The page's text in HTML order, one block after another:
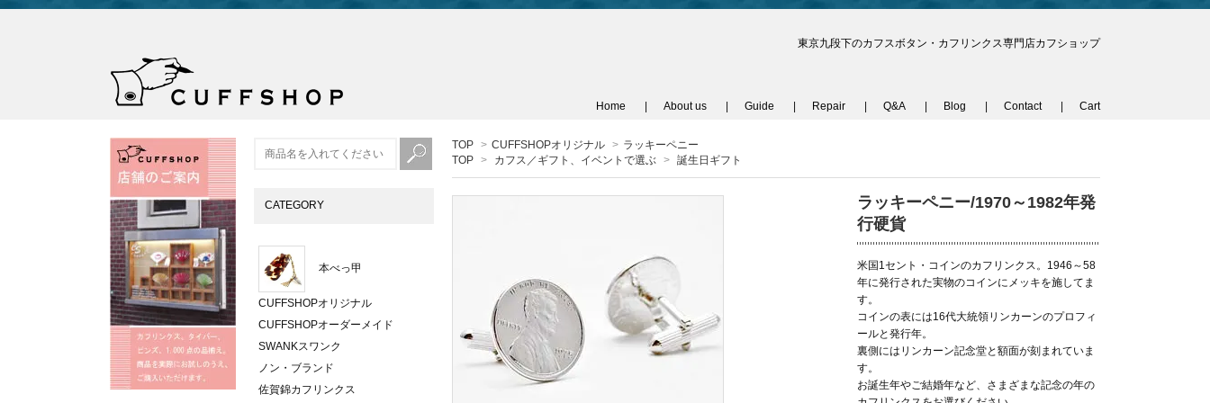
東京九段下のカフスボタン・カフリンクス専門店カフショップ
Home About us Guide Repair Q&A Blog Contact Cart
TOP > CUFFSHOPオリジナル > ラッキーペニー
TOP > カフス／ギフト、イベントで選ぶ > 誕生日ギフト
ラッキーペニー/1970～1982年発
行硬貨
米国1セント・コインのカフリンクス。1946～58
年に発行された実物のコインにメッキを施してま
す。
コインの表には16代大統領リンカーンのプロフィ
ールと発行年。
裏側にはリンカーン記念堂と額面が刻まれていま
す。
お誕生年やご結婚年など、さまざまな記念の年の
CATEGORY
本べっ甲
CUFFSHOPオリジナル
CUFFSHOPオーダーメイド
SWANKスワンク
ノン・ブランド
佐賀錦カフリンクス